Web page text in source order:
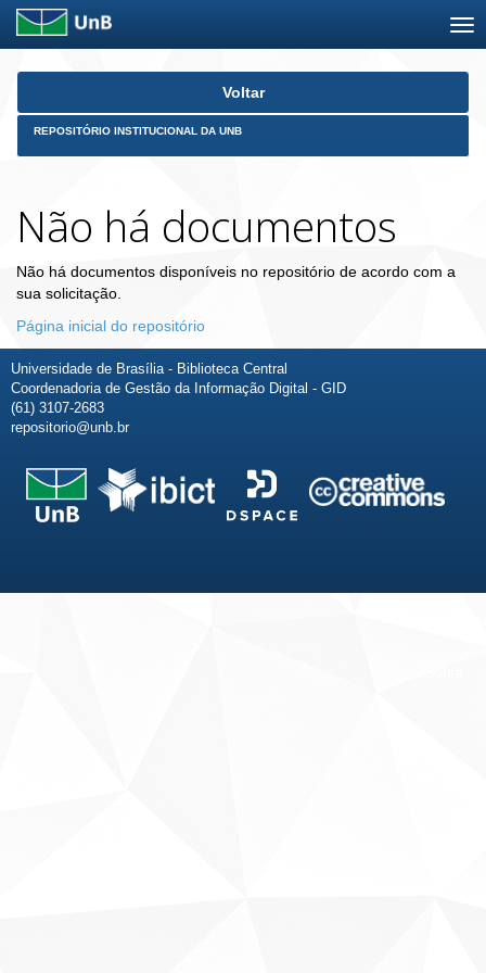
Skip
Voltar
REPOSITÓRIO INSTITUCIONAL DA UNB
Não há documentos
Não há documentos disponíveis no repositório de acordo com a
sua solicitação.
Página inicial do repositório
Universidade de Brasília - Biblioteca Central
Coordenadoria de Gestão da Informação Digital - GID
(61) 3107-2683
repositorio@unb.br